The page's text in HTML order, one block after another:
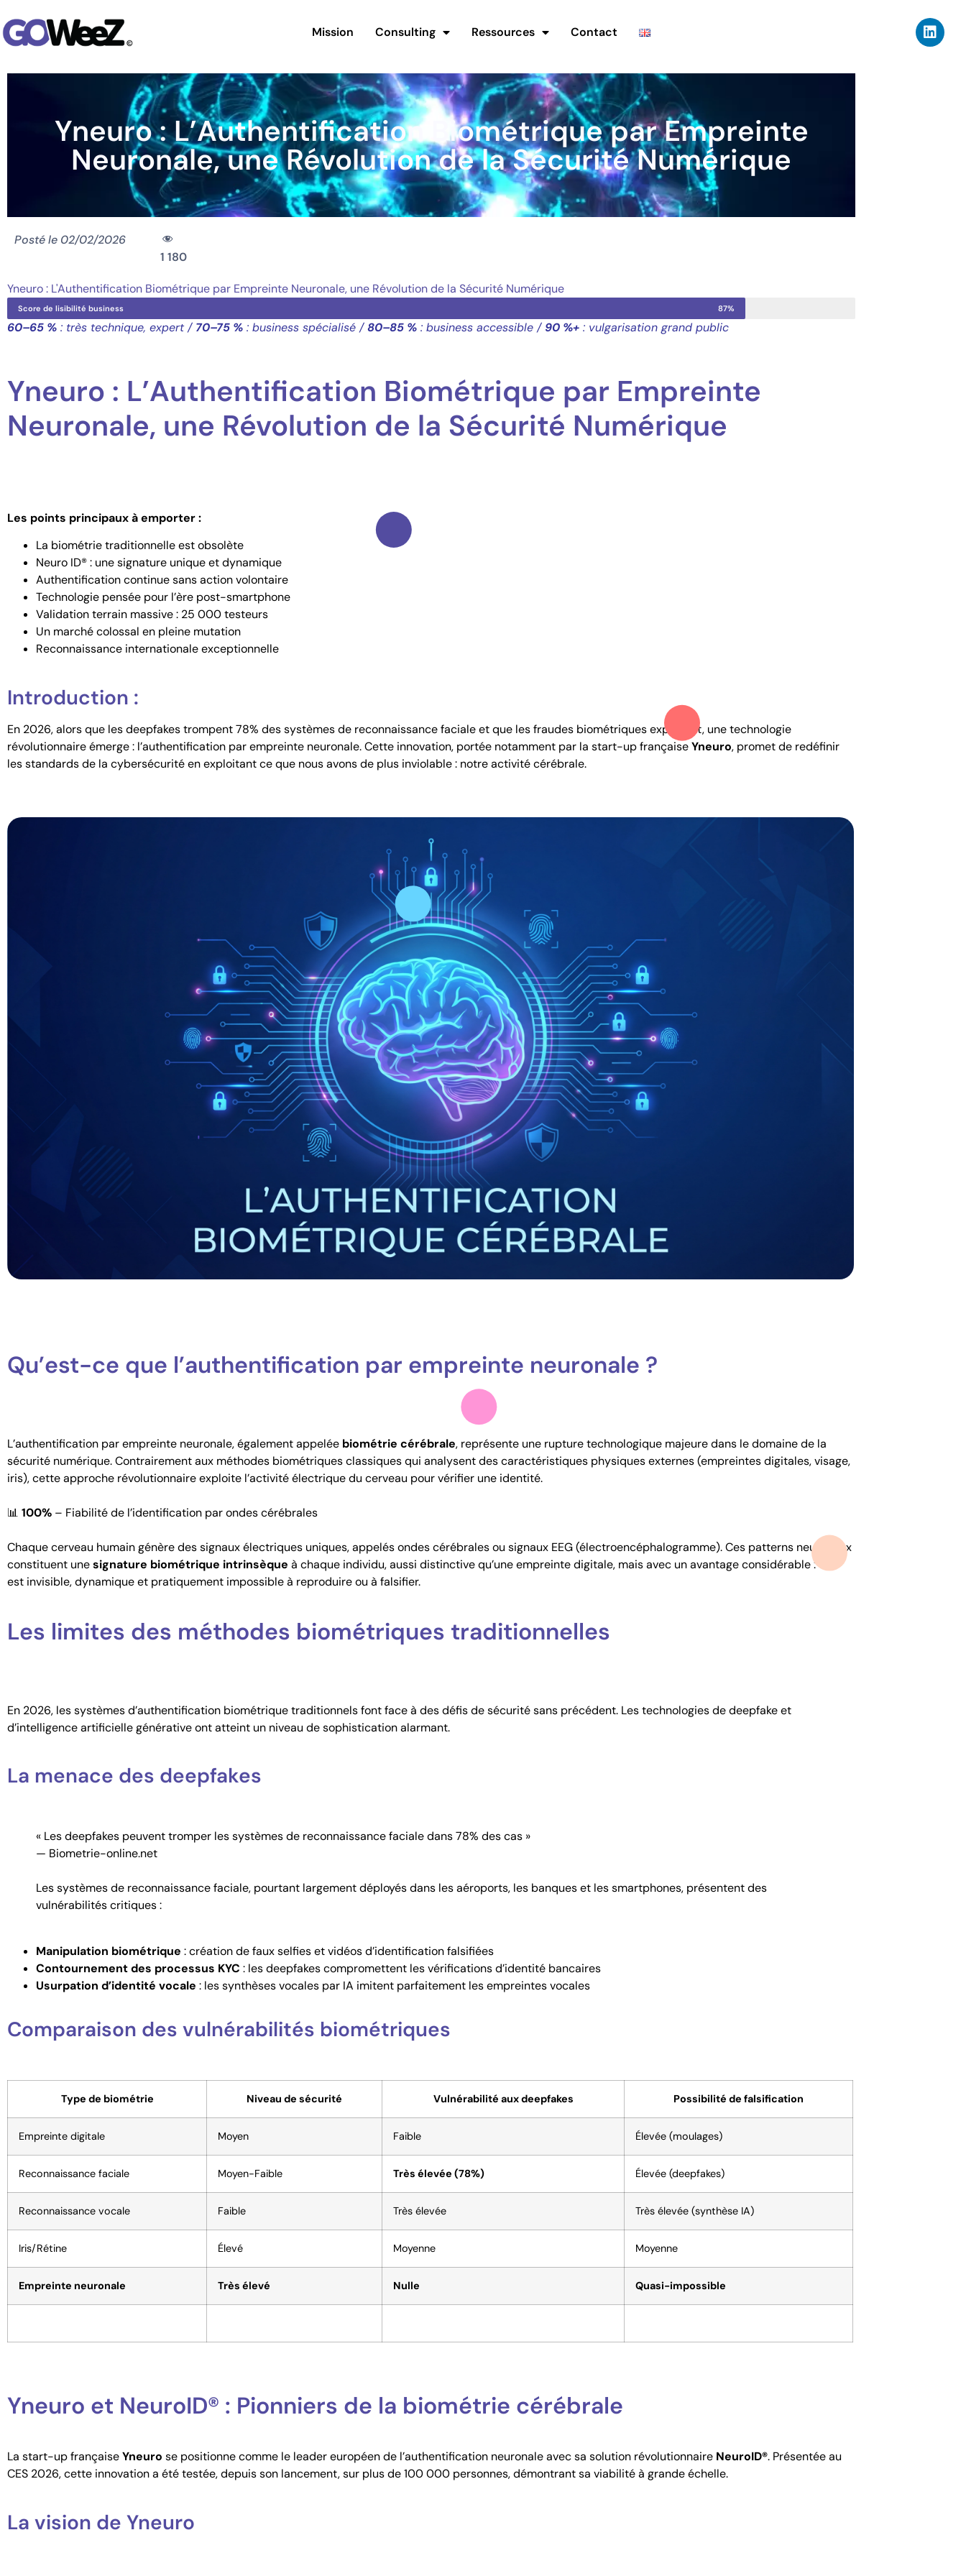
Mission Consulting Ressources Contact
Yneuro : L’Authentification Biométrique par Empreinte
Neuronale, une Révolution de la Sécurité Numérique
Posté le 02/02/2026
1 180
Yneuro : L'Authentification Biométrique par Empreinte Neuronale, une Révolution de la Sécurité Numérique
Score de lisibilité business 87%
60–65 % : très technique, expert / 70–75 % : business spécialisé /80–85 % : business accessible / 90 %+ : vulgarisation grand public
Yneuro : L’Authentification Biométrique par Empreinte
Neuronale, une Révolution de la Sécurité Numérique
Les points principaux à emporter :
La biométrie traditionnelle est obsolète
Neuro ID® : une signature unique et dynamique
Authentification continue sans action volontaire
Technologie pensée pour l’ère post-smartphone
Validation terrain massive : 25 000 testeurs
Un marché colossal en pleine mutation
Reconnaissance internationale exceptionnelle
Introduction :
En 2026, alors que les deepfakes trompent 78% des systèmes de reconnaissance faciale et que les fraudes biométriques explosent, une technologie
révolutionnaire émerge : l’authentification par empreinte neuronale. Cette innovation, portée notamment par la start-up françaiseYneuro, promet de redéfinir
les standards de la cybersécurité en exploitant ce que nous avons de plus inviolable : notre activité cérébrale.
Qu’est-ce que l’authentification par empreinte neuronale ?
L’authentification par empreinte neuronale, également appelée biométrie cérébrale, représente une rupture technologique majeure dans le domaine de la
sécurité numérique. Contrairement aux méthodes biométriques classiques qui analysent des caractéristiques physiques externes (empreintes digitales, visage,
iris), cette approche révolutionnaire exploite l’activité électrique du cerveau pour vérifier une identité.
📊 100% – Fiabilité de l’identification par ondes cérébrales
Chaque cerveau humain génère des signaux électriques uniques, appelés ondes cérébrales ou signaux EEG (électroencéphalogramme). Ces patterns neuronaux
constituent unesignature biométrique intrinsèque à chaque individu, aussi distinctive qu’une empreinte digitale, mais avec un avantage considérable : elle
est invisible, dynamique et pratiquement impossible à reproduire ou à falsifier.
Les limites des méthodes biométriques traditionnelles
En 2026, les systèmes d’authentification biométrique traditionnels font face à des défis de sécurité sans précédent. Les technologies de deepfake et
d’intelligence artificielle générative ont atteint un niveau de sophistication alarmant.
La menace des deepfakes
« Les deepfakes peuvent tromper les systèmes de reconnaissance faciale dans 78% des cas »
— Biometrie-online.net
Les systèmes de reconnaissance faciale, pourtant largement déployés dans les aéroports, les banques et les smartphones, présentent des
vulnérabilités critiques :
Manipulation biométrique : création de faux selfies et vidéos d’identification falsifiées
Contournement des processus KYC : les deepfakes compromettent les vérifications d’identité bancaires
Usurpation d’identité vocale : les synthèses vocales par IA imitent parfaitement les empreintes vocales
Comparaison des vulnérabilités biométriques
Type de biométrie Niveau de sécurité Vulnérabilité aux deepfakes Possibilité de falsification
Empreinte digitale Moyen Faible Élevée (moulages)
Reconnaissance faciale Moyen-Faible Très élevée (78%) Élevée (deepfakes)
Reconnaissance vocale Faible Très élevée Très élevée (synthèse IA)
Iris/Rétine Élevé Moyenne Moyenne
Empreinte neuronale Très élevé Nulle Quasi-impossible
Yneuro et NeuroID® : Pionniers de la biométrie cérébrale
La start-up françaiseYneuro se positionne comme le leader européen de l’authentification neuronale avec sa solution révolutionnaire NeuroID®. Présentée au
CES 2026, cette innovation a été testée, depuis son lancement, sur plus de 100 000 personnes, démontrant sa viabilité à grande échelle.
La vision de Yneuro